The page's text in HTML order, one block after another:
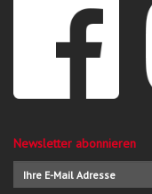
Newsletter abonnieren